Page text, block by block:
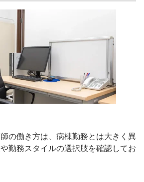
の働き方は、病棟勤務とは大きく異
勤務スタイルの選択肢を確認してお